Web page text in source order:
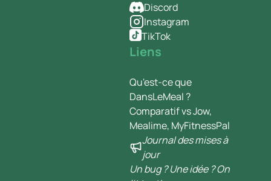
Discord
Instagram
TikTok
Liens
Qu'est-ce que
DansLeMeal ?
Comparatif vs Jow,
Mealime, MyFitnessPal
Journal des mises à
jour
Un bug ? Une idée ? On